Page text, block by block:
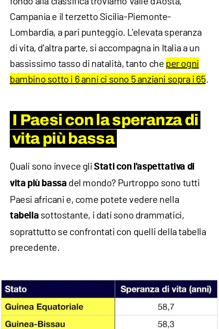
Campania e il terzetto Sicilia-Piemonte-
Lombardia, a pari punteggio. L'elevata speranza
di vita, d'altra parte, si accompagna in Italia a un
bassissimo tasso di natalità, tanto che per ogni
bambino sotto i 6 anni ci sono 5 anziani sopra i 65.
I Paesi con la speranza di
vita più bassa
Quali sono invece gliStati con l'aspettativa di
vita più bassa del mondo? Purtroppo sono tutti
Paesi africani e, come potete vedere nella
tabella sottostante, i dati sono drammatici,
soprattutto se confrontati con quelli della tabella
precedente.